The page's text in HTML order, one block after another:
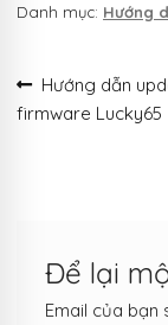
Danh mục: Hướng
Điều
hướng
Bài
trước:
Hướng dẫn
firmware Lucky65
Để lại
Email của bạn